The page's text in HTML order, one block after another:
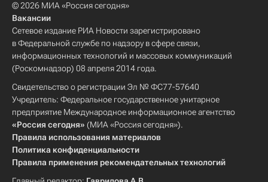
© 2026 МИА «Россия сегодня»
Вакансии
Сетевое издание РИА Новости зарегистрировано
в Федеральной службе по надзору в сфере связи,
информационных технологий и массовых коммуникаций
(Роскомнадзор) 08 апреля 2014 года.
Свидетельство о регистрации Эл № ФС77-57640
Учредитель: Федеральное государственное унитарное
предприятие Международное информационное агентство
«Россия сегодня» (МИА «Россия сегодня»).
Правила использования материалов
Политика конфиденциальности
Правила применения рекомендательных технологий